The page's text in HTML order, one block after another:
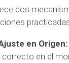
dos
en Origen:
en el